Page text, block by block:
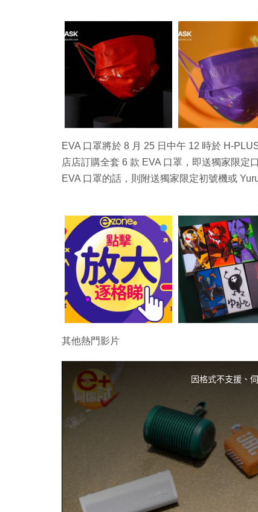
EVA 口罩將於 8 月 25 日中午 12 時於 H-
店店訂購全套 6 款 EVA 口罩，即送獨家限定
EVA 口罩的話，則附送獨家限定初號機或
其他熱門影片
因格式不支援、